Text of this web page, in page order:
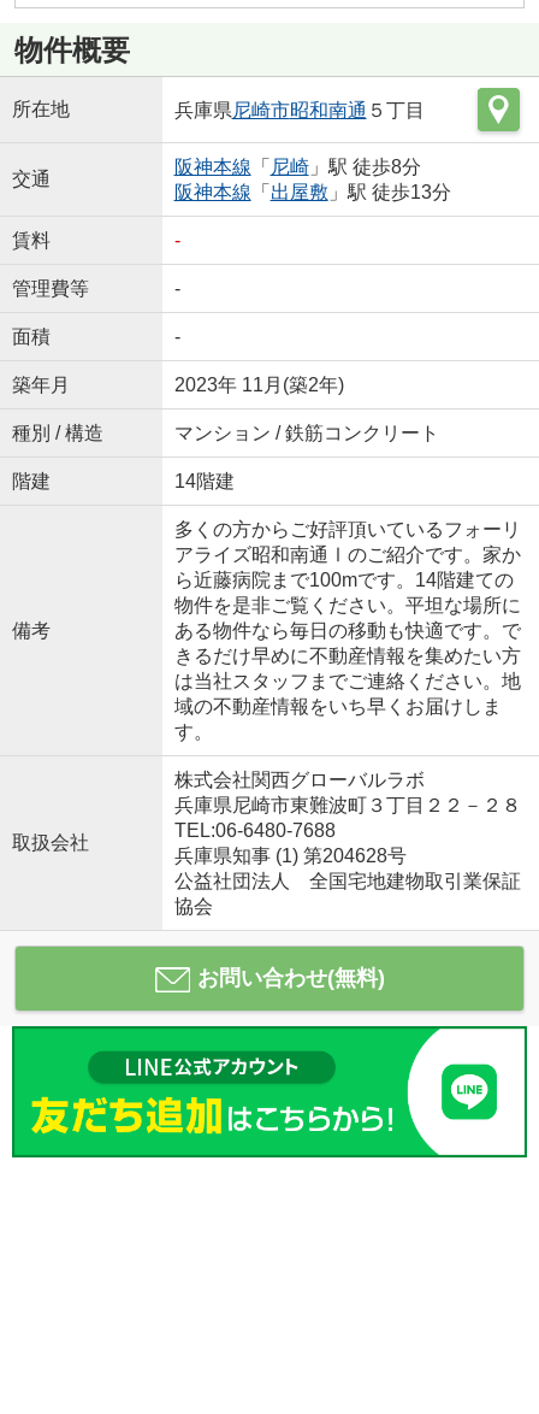
物件概要
所在地 兵庫県尼崎市昭和南通 ５丁目
交通
阪神本線 「 尼崎」駅 徒歩8分
阪神本線 「 出屋敷 」駅 徒歩13分
賃料 -
管理費等 -
面積 -
築年月 2023年 11月(築2年)
種別 / 構造 マンション / 鉄筋コンクリート
階建 14階建
備考
多くの方からご好評頂いているフォーリ
アライズ昭和南通Ⅰのご紹介です。家か
ら近藤病院まで100mです。14階建ての
物件を是非ご覧ください。平坦な場所に
ある物件なら毎日の移動も快適です。で
きるだけ早めに不動産情報を集めたい方
は当社スタッフまでご連絡ください。地
域の不動産情報をいち早くお届けしま
す。
取扱会社
株式会社関西グローバルラボ
兵庫県尼崎市東難波町３丁目２２－２８
TEL:06-6480-7688
兵庫県知事 (1) 第204628号
公益社団法人 全国宅地建物取引業保証
協会
お問い合わせ(無料)